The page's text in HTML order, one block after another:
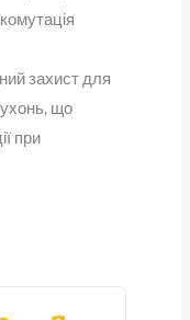
захист для
що
при